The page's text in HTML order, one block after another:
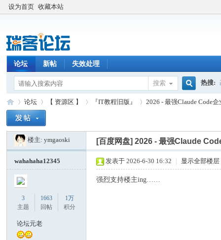
设为首页 收藏本站
论坛 新帖 失效处理
搜索
搜
索
热搜:
»
论坛
›
【 资源区 】 『IT教程旧版』
›
2026 - 最强Claude Code
楼主:ymgaoski [百度网盘]2026 - 最强Claude
wahahaha12345
3
主题
1663
回帖
1万
积分
论坛元老
发表于 2026-6-30 16:32 | 显示全部楼层
强烈支持楼主ing……